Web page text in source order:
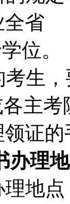
全省
位。
生，
各主考
证
办理
地点